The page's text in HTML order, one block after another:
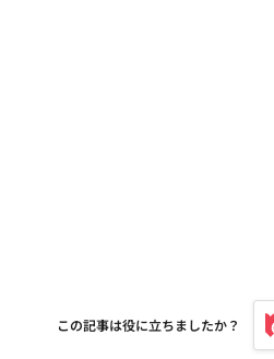
この記事は役に立ちましたか？